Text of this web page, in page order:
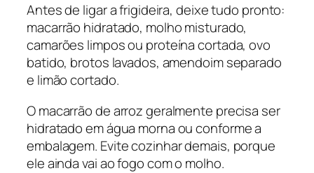
Antes de ligar a frigideira, deixe tudo pronto:
macarrão hidratado, molho misturado,
camarões limpos ou proteína cortada, ovo
batido, brotos lavados, amendoim separado
e limão cortado.
O macarrão de arroz geralmente precisa ser
hidratado em água morna ou conforme a
embalagem. Evite cozinhar demais, porque
ele ainda vai ao fogo com o molho.